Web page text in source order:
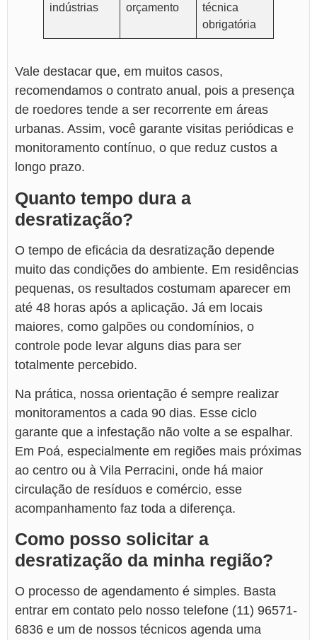
indústrias
orçamento
técnica
obrigatória
Vale destacar que, em muitos casos,
recomendamos o contrato anual, pois a presença
de roedores tende a ser recorrente em áreas
urbanas. Assim, você garante visitas periódicas e
monitoramento contínuo, o que reduz custos a
longo prazo.
Quanto tempo dura a
desratização?
O tempo de eficácia da desratização depende
muito das condições do ambiente. Em residências
pequenas, os resultados costumam aparecer em
até 48 horas após a aplicação. Já em locais
maiores, como galpões ou condomínios, o
controle pode levar alguns dias para ser
totalmente percebido.
Na prática, nossa orientação é sempre realizar
monitoramentos a cada 90 dias. Esse ciclo
garante que a infestação não volte a se espalhar.
Em Poá, especialmente em regiões mais próximas
ao centro ou à Vila Perracini, onde há maior
circulação de resíduos e comércio, esse
acompanhamento faz toda a diferença.
Como posso solicitar a
desratização da minha região?
O processo de agendamento é simples. Basta
entrar em contato pelo nosso telefone (11) 96571-
6836 e um de nossos técnicos agenda uma